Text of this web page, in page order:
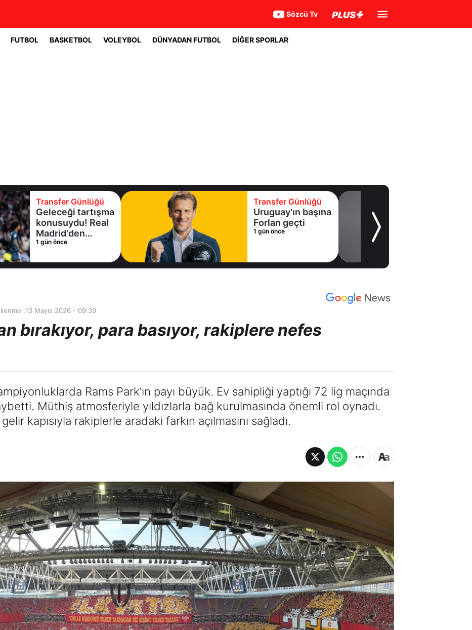
Sözcü Tv
FUTBOL BASKETBOL VOLEYBOL DÜNYADAN FUTBOL DİĞER SPORLAR
Transfer Günlüğü
Uruguay'ın başına
Transfer Günlüğü
Real Madrid yıldız
oyuncuyla 7 yıllık
sözleşme
imzaladı
:13 Mayıs 2026 - 09:39
bırakıyor, para basıyor, rakiplere nefes
Rams Park’ın payı büyük. Ev sahipliği yaptığı 72 lig maçında
Müthiş atmosferiyle yıldızlarla bağ kurulmasında önemli rol oynadı.
kapısıyla rakiplerle aradaki farkın açılmasını sağladı.